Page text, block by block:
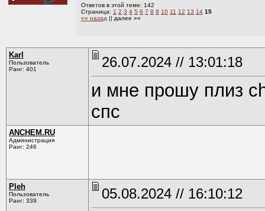
Ответов в этой теме: 142
Страница: 1 2 3 4 5 6 7 8 9 10 11 12 13 14 15
«« назад || далее »»
Karl
Пользователь
Ранг: 401
26.07.2024 // 13:01:18
и мне прошу плиз
спс
ANCHEM.RU
Администрация
Ранг: 246
Pleh
Пользователь
Ранг: 339
05.08.2024 // 16:10:12